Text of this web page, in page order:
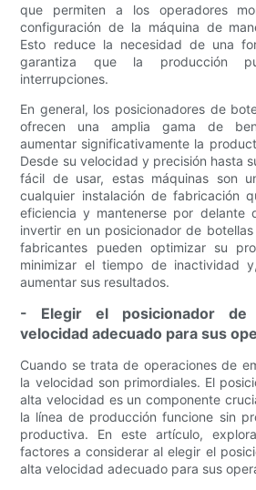
que permiten a los operadores
configuración de la máquina de
Esto reduce la necesidad de una
garantiza que la producción
interrupciones.
En general, los posicionadores de
ofrecen una amplia gama de
aumentar significativamente la
Desde su velocidad y precisión hasta
fácil de usar, estas máquinas son
cualquier instalación de fabricación
eficiencia y mantenerse por delante
invertir en un posicionador de
fabricantes pueden optimizar su
minimizar el tiempo de inactividad
aumentar sus resultados.
- Elegir el posicionador de
velocidad adecuado para sus
Cuando se trata de operaciones de
la velocidad son primordiales. El
alta velocidad es un componente
la línea de producción funcione sin
productiva. En este artículo,
factores a considerar al elegir el
alta velocidad adecuado para sus